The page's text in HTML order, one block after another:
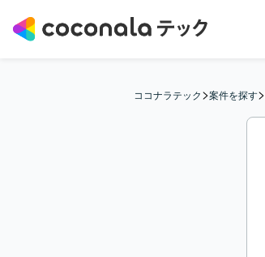
ココナラテック>案件を探す>